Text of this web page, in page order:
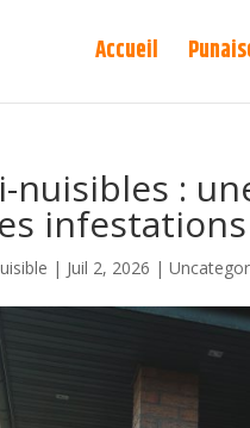
Accueil
nuisibles :
infestations
| Juil 2, 2026 |